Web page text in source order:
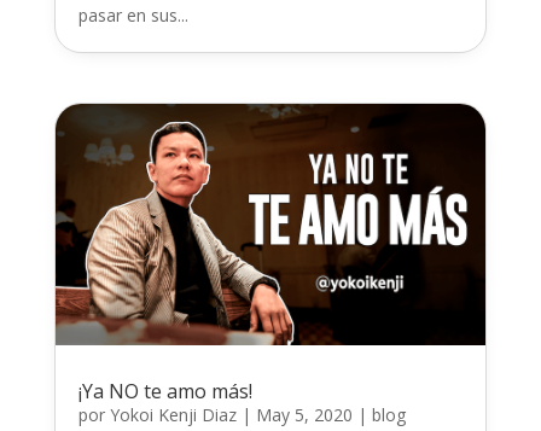
pasar en sus...
¡Ya NO te amo más!
por Yokoi Kenji Diaz| May 5, 2020 | blog